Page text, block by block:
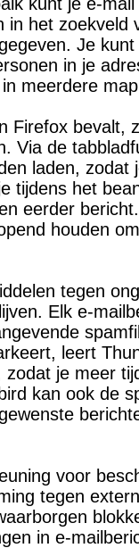
in het zoekveld
Je
in je
meerdere
Firefox bevalt,
Via de
laden, zodat
tijdens het
eerder
houden
tegen
Elk e-
leert
je meer
kan ook de
voor
tegen
in e-